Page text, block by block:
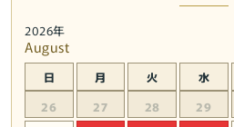
2026年
August
日 月 火 水
26 27 28 29